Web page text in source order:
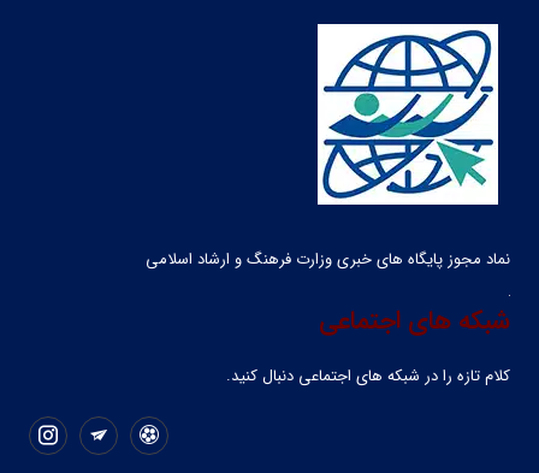
نماد مجوز پایگاه های خبری وزارت فرهنگ و ارشاد اسلامی
شبکه های اجتماعی
کلام تازه را در شبکه ‌های اجتماعی دنبال کنید.